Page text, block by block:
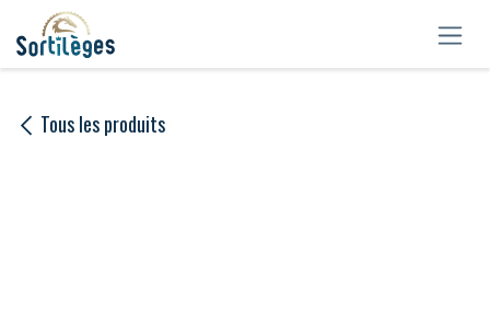
Se rendre au contenu
Tous les produits